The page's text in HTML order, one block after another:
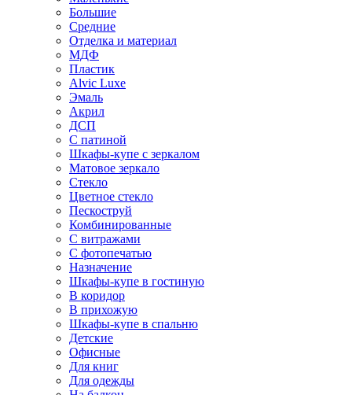
Большие
Средние
Отделка и материал
МДФ
Пластик
Alvic Luxe
Эмаль
Акрил
ДСП
С патиной
Шкафы-купе с зеркалом
Матовое зеркало
Стекло
Цветное стекло
Пескоструй
Комбинированные
С витражами
С фотопечатью
Назначение
Шкафы-купе в гостиную
В коридор
В прихожую
Шкафы-купе в спальню
Детские
Офисные
Для книг
Для одежды